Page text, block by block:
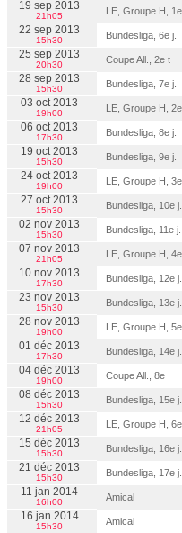
19 sep 2013
21h05 LE, Groupe H, 1e
22 sep 2013
15h30 Bundesliga, 6e j.
25 sep 2013
20h30 Coupe All., 2e t
28 sep 2013
15h30 Bundesliga, 7e j.
03 oct 2013
19h00 LE, Groupe H, 2e
06 oct 2013
17h30 Bundesliga, 8e j.
19 oct 2013
15h30 Bundesliga, 9e j.
24 oct 2013
19h00 LE, Groupe H, 3e
27 oct 2013
15h30 Bundesliga, 10e j.
02 nov 2013
15h30 Bundesliga, 11e j.
07 nov 2013
21h05 LE, Groupe H, 4e
10 nov 2013
17h30 Bundesliga, 12e j.
23 nov 2013
15h30 Bundesliga, 13e j.
28 nov 2013
19h00 LE, Groupe H, 5e
01 déc 2013
17h30 Bundesliga, 14e j.
04 déc 2013
19h00 Coupe All., 8e
08 déc 2013
15h30 Bundesliga, 15e j.
12 déc 2013
21h05 LE, Groupe H, 6e
15 déc 2013
15h30 Bundesliga, 16e j.
21 déc 2013
15h30 Bundesliga, 17e j.
11 jan 2014
16h00 Amical
16 jan 2014
15h30 Amical